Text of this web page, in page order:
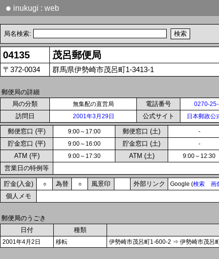
● inukugi : web
局名検索:
04135 茂呂郵便局
〒372-0034 群馬県伊勢崎市茂呂町1-3413-1
郵便局の詳細
局の分類
無集配の直営局 電話番号 0270-
訪問日 2001年3月29日 公式サイト 日本郵政公
郵便窓口 (平) 9:00～17:00 郵便窓口 (土) -
貯金窓口 (平) 9:00～16:00 貯金窓口 (土) -
ATM (平) 9:00～17:30 ATM (土) 9:00～12:30
営業日の特例等
貯金(入金) ○ 為替 ○ 風景印 外部リンク Google (検索 画
個人メモ
郵便局のうごき
日付
種類
2001年4月2日 移転 伊勢崎市茂呂町1-600-2 ⇒ 伊勢崎市茂呂